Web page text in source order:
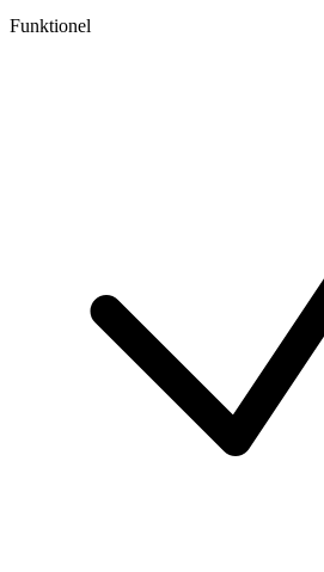
Funktionel